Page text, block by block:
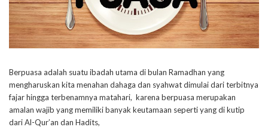
Berpuasa adalah suatu ibadah utama di bulan Ramadhan yang
mengharuskan kita menahan dahaga dan syahwat dimulai dari terbitnya
fajar hingga terbenamnya matahari, karena berpuasa merupakan
amalan wajib yang memiliki banyak keutamaan seperti yang di kutip
dari Al-Qur’an dan Hadits,